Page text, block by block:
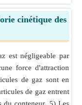
cinétique des
est négligeable par
force d'attraction
de gaz sont en
de gaz entrent